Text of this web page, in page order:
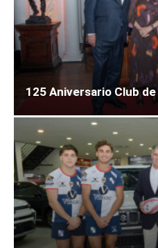
125 Aniversario Club